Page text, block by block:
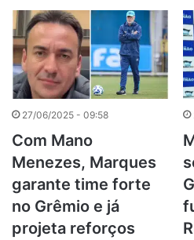
27/06/2025 - 09:58
Com Mano
Menezes, Marques
garante time forte
no Grêmio e já
projeta reforços